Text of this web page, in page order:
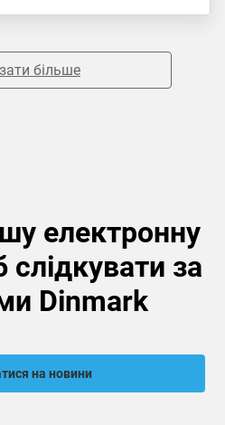
більше
електронну
за
Dinmark
на новини